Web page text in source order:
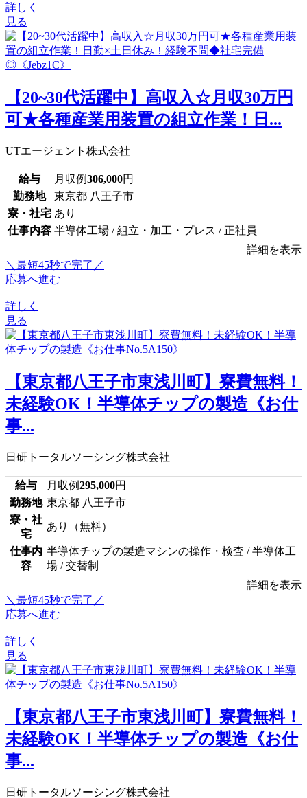
詳しく
見る
【20~30代活躍中】高収入☆月収30万円
可★各種産業用装置の組立作業！日...
UTエージェント株式会社
給与 月収例306,000円
勤務地
東京都 八王子市
寮・社宅 あり
仕事内容 半導体工場 / 組立・加工・プレス / 正社員
詳細を表示
＼最短45秒で完了／
応募へ進む
詳しく
見る
【東京都八王子市東浅川町】寮費無料！
未経験OK！半導体チップの製造《お仕
事...
日研トータルソーシング株式会社
給与 月収例295,000円
勤務地 東京都 八王子市
寮・社
宅
あり（無料）
仕事内
容
半導体チップの製造マシンの操作・検査 / 半導体工
場 / 交替制
詳細を表示
＼最短45秒で完了／
応募へ進む
詳しく
見る
【東京都八王子市東浅川町】寮費無料！
未経験OK！半導体チップの製造《お仕
事...
日研トータルソーシング株式会社